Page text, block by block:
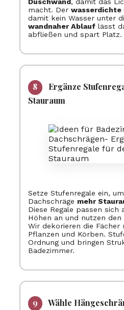
macht. Der wasserdichte
damit kein Wasser unter
wandnaher Ablauflässt
abfließen und spart Platz.
Ergänze
Stauraum
Setze Stufenregale ein,
Dachschräge mehr
Diese Regale passen sich
Höhen an und nutzen
Wir dekorieren die Fächer
Pflanzen und Körben.
Ordnung und bringen
Badezimmer.
Wähle